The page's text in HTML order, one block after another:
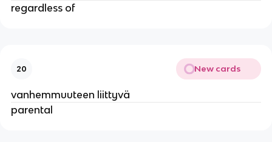
regardless of
20 New cards
vanhemmuuteen liittyvä
parental